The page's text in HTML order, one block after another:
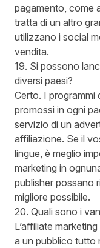
pagamento, come
tratta di un altro
utilizzano i social
vendita.
19. Si possono
diversi paesi?
Certo. I programmi
promossi in ogni
servizio di un
affiliazione. Se il
lingue, è meglio
marketing in
publisher possano
migliore possibile.
20. Quali sono i
L’affiliate
a un pubblico tutto